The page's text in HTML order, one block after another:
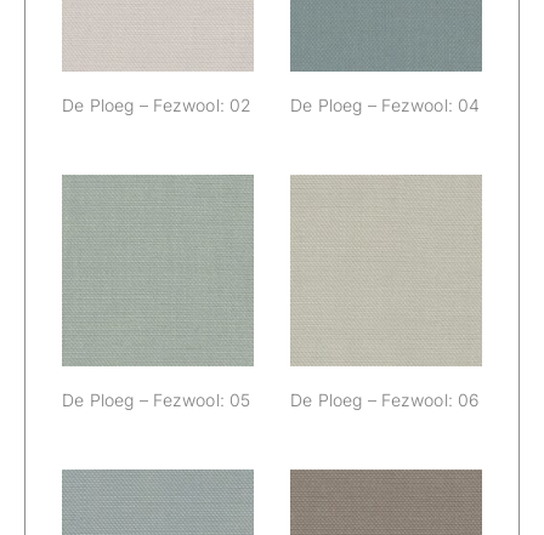
De Ploeg – Fezwool: 02 De Ploeg – Fezwool: 04
De Ploeg –
Fezwool: 05
De Ploeg – Fezwool: 05
De Ploeg –
Fezwool: 06
De Ploeg – Fezwool: 06